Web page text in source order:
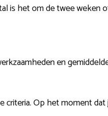
is het om de twee weken
en
criteria. Op het moment dat